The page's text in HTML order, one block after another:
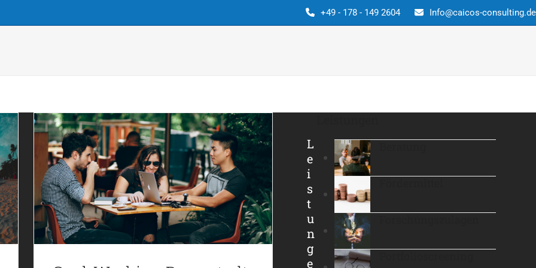
+49 - 178 - 149 2604 Info@caicos-consulting.de
L
e
i
s
t
u
n
g
e